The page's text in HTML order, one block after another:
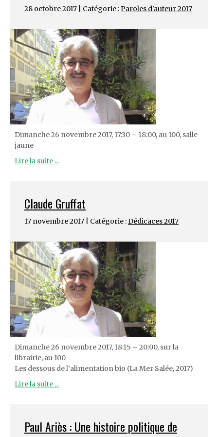
28 octobre 2017 | Catégorie :Paroles d'auteur 2017
Dimanche 26 novembre 2017, 17:30 – 18:00, au 100, salle
jaune
Lire la suite ...
Claude Gruffat
17 novembre 2017 | Catégorie :Dédicaces 2017
Dimanche 26 novembre 2017, 18:15 – 20:00, sur la
librairie, au 100
Les dessous de l’alimentation bio (La Mer Salée, 2017)
Lire la suite ...
Paul Ariès : Une histoire politique de